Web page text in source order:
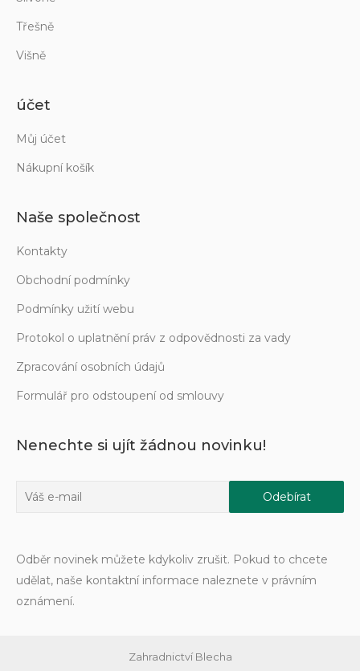
Třešně
Višně
účet
Můj účet
Nákupní košík
Naše společnost
Kontakty
Obchodní podmínky
Podmínky užití webu
Protokol o uplatnění práv z odpovědnosti za vady
Zpracování osobních údajů
Formulář pro odstoupení od smlouvy
Nenechte si ujít žádnou novinku!
Odběr novinek můžete kdykoliv zrušit. Pokud to chcete
udělat, naše kontaktní informace naleznete v právním
oznámení.
Zahradnictví Blecha